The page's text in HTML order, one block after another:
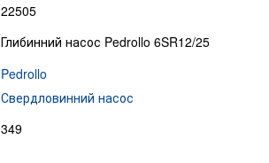
22505
Глибинний насос Pedrollo 6SR12/25
Pedrollo
Свердловинний насос
349